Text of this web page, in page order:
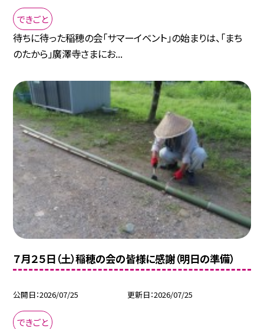
できごと
待ちに待った稲穂の会「サマーイベント」の始まりは、「まち
のたから」廣澤寺さまにお...
７月２５日（土）稲穂の会の皆様に感謝（明日の準備）
公開日 2026/07/25 更新日 2026/07/25
できごと